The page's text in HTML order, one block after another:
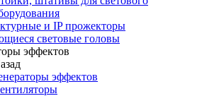
и IP прожекторы
световые головы
эффектов
эффектов